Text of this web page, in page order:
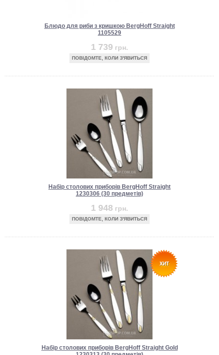
Блюдо для риби з кришкою BergHoff Straight
1105529
1 739 грн.
ПОВІДОМТЕ, КОЛИ З'ЯВИТЬСЯ
Набір столових приборів BergHoff Straight
1230306 (30 предметів)
1 948 грн.
ПОВІДОМТЕ, КОЛИ З'ЯВИТЬСЯ
Набір столових приборів BergHoff Straight Gold